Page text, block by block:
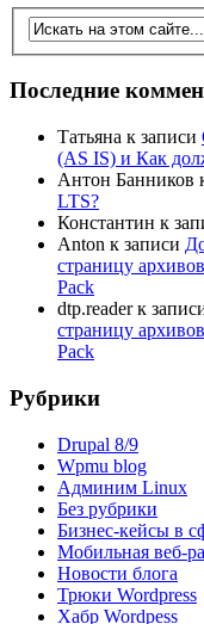
Последние
Татьяна к записи
(AS IS) и Как
Антон Банников
LTS?
Константин к
Anton к записи
страницу
Pack
dtp.readerк
страницу
Pack
Рубрики
Drupal 8/9
Wpmu blog
Админим Linux
Без рубрики
Бизнес-кейсы в
Мобильная веб-
Новости блога
Трюки Wordpress
Хабр Wordpess